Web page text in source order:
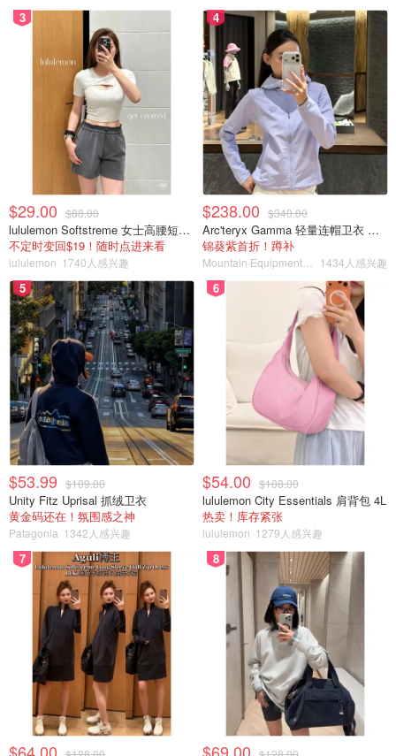
3
$29.00 $88.00
lululemon Softstreme 女士高腰短裤 10cm
不定时变回$19！随时点进来看
lululemon 1740人感兴趣
4
$238.00 $340.00
Arc'teryx Gamma 轻量连帽卫衣 女款
锦葵紫首折！蹲补
1434人感兴趣
5
$53.99 $109.00
Unity Fitz Uprisal 抓绒卫衣
黄金码还在！氛围感之神
Patagonia 1342人感兴趣
6
$54.00 $108.00
lululemon City Essentials 肩背包 4L
热卖！库存紧张
lululemon 1279人感兴趣
7 8